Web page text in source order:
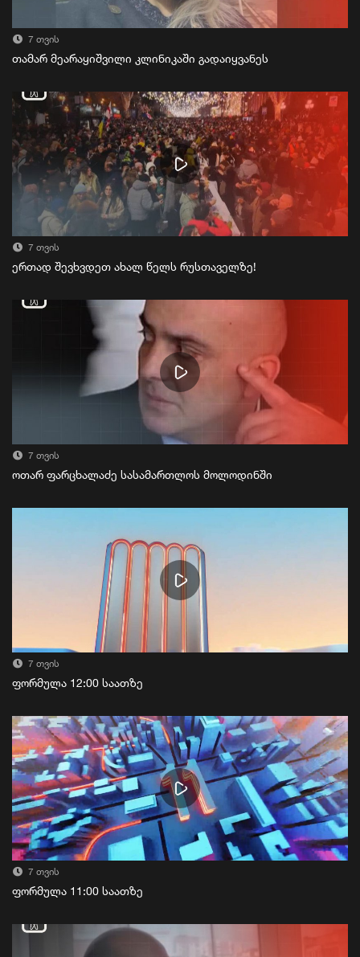
7 თვის
თამარ მეარაყიშვილი კლინიკაში გადაიყვანეს
7 თვის
ერთად შევხვდეთ ახალ წელს რუსთაველზე!
7 თვის
ოთარ ფარცხალაძე სასამართლოს მოლოდინში
7 თვის
ფორმულა 12:00 საათზე
7 თვის
ფორმულა 11:00 საათზე